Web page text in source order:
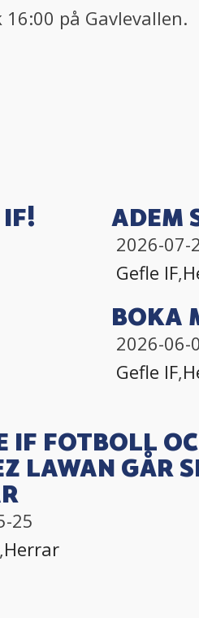
16:00 på Gavlevallen.
ADEM
2026-07-
Gefle IF,
BOKA
2026-06-
Gefle IF,
IF FOTBOLL
LAWAN GÅR
25
,Herrar